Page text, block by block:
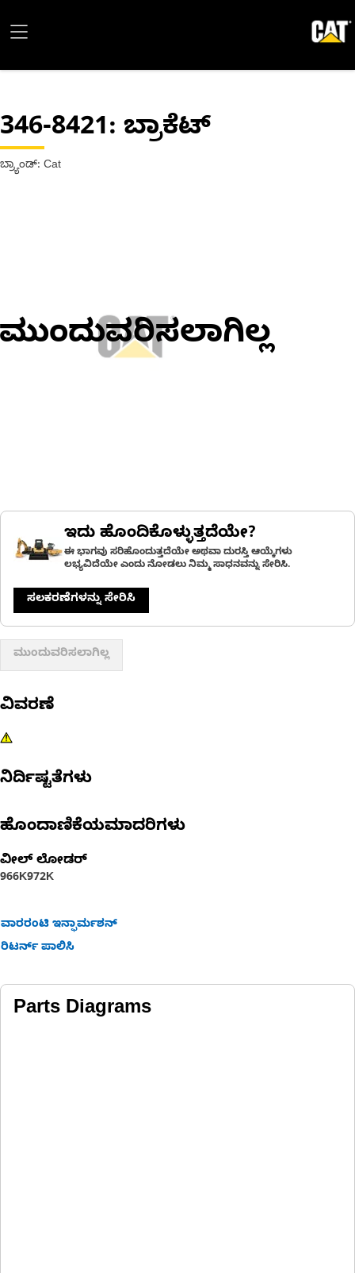
346-8421: ಬ್ರಾಕೆಟ್
ಬ್ರ್ಯಾಂಡ್: Cat
ಮುಂದುವರಿಸಲಾಗಿಲ್ಲ
ಇದು ಹೊಂದಿಕೊಳ್ಳುತ್ತದೆಯೇ?
ಈ ಭಾಗವು ಸರಿಹೊಂದುತ್ತದೆಯೇ ಅಥವಾ ದುರಸ್ತಿ ಆಯ್ಕೆಗಳು
ಲಭ್ಯವಿದೆಯೇ ಎಂದು ನೋಡಲು ನಿಮ್ಮ ಸಾಧನವನ್ನು ಸೇರಿಸಿ.
ಸಲಕರಣೆಗಳನ್ನು ಸೇರಿಸಿ
ಮುಂದುವರಿಸಲಾಗಿಲ್ಲ
ವಿವರಣೆ
ನಿರ್ದಿಷ್ಟತೆಗಳು
ಹೊಂದಾಣಿಕೆಯಮಾದರಿಗಳು
ವೀಲ್ ಲೋಡರ್
966K972K
ವಾರರಂಟಿ ಇನ್ಫಾರ್ಮಶನ್
ರಿಟರ್ನ್ ಪಾಲಿಸಿ
Parts Diagrams